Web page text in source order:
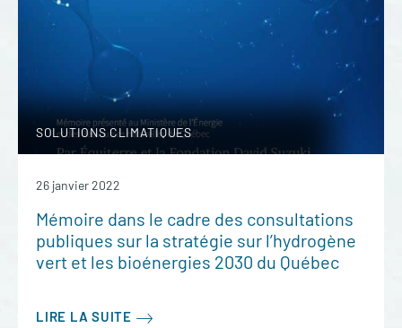
SOLUTIONS CLIMATIQUES
26 janvier 2022
Mémoire dans le cadre des consultations
publiques sur la stratégie sur l’hydrogène
vert et les bioénergies 2030 du Québec
LIRE LA SUITE